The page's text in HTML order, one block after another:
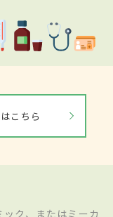
こちら
ク、またはミーカ